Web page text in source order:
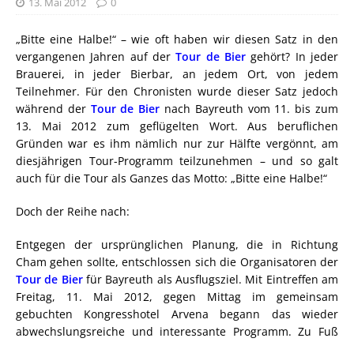
„Bitte eine Halbe!“ – wie oft haben wir diesen Satz in den
vergangenen Jahren auf derTour de Bier gehört? In jeder
Brauerei, in jeder Bierbar, an jedem Ort, von jedem
Teilnehmer. Für den Chronisten wurde dieser Satz jedoch
während der Tour de Bier nach Bayreuth vom 11. bis zum
13. Mai 2012 zum geflügelten Wort. Aus beruflichen
Gründen war es ihm nämlich nur zur Hälfte vergönnt, am
diesjährigen Tour-Programm teilzunehmen – und so galt
auch für die Tour als Ganzes das Motto: „Bitte eine Halbe!“
Doch der Reihe nach:
Entgegen der ursprünglichen Planung, die in Richtung
Cham gehen sollte, entschlossen sich die Organisatoren der
Tour de Bierfür Bayreuth als Ausflugsziel. Mit Eintreffen am
Freitag, 11. Mai 2012, gegen Mittag im gemeinsam
gebuchten Kongresshotel Arvena begann das wieder
abwechslungsreiche und interessante Programm. Zu Fuß